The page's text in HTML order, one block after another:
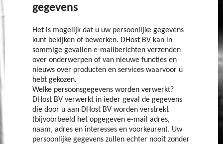
gegevens
Het is mogelijk dat u uw persoonlijke gegevens
kunt bekijken of bewerken. DHost BV kan in
sommige gevallen e-mailberichten verzenden
over onderwerpen of van nieuwe functies en
nieuws over producten en services waarvoor u
hebt gekozen.
Welke persoonsgegevens worden verwerkt?
DHost BV verwerkt in ieder geval de gegevens
die door u aan DHost BV worden verstrekt
(bijvoorbeeld het opgegeven e-mail adres,
naam, adres en interesses en voorkeuren). Uw
persoonlijke gegevens zullen echter nooit zonder